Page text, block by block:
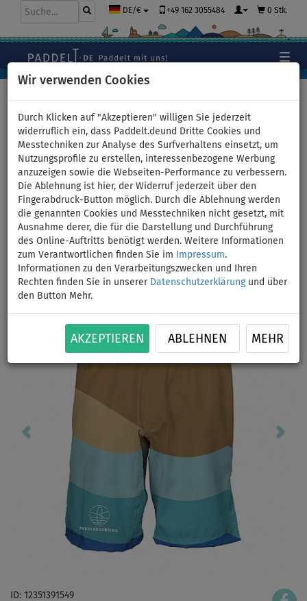
Wir verwenden Cookies
Durch Klicken auf "Akzeptieren" willigen Sie jederzeit
widerruflich ein, dass Paddelt.deund Dritte Cookies und
Messtechniken zur Analyse des Surfverhaltens einsetzt, um
Nutzungsprofile zu erstellen, interessenbezogene Werbung
anzuzeigen sowie die Webseiten-Performance zu verbessern.
Die Ablehnung ist hier, der Widerruf jederzeit über den
Fingerabdruck-Button möglich. Durch die Ablehnung werden
die genannten Cookies und Messtechniken nicht gesetzt, mit
Ausnahme derer, die für die Darstellung und Durchführung
des Online-Auftritts benötigt werden. Weitere Informationen
zum Verantwortlichen finden Sie im
Impressum.
Informationen zu den Verarbeitungszwecken und Ihren
Rechten finden Sie in unserer Datenschutzerklärungund über
den Button Mehr.
AKZEPTIEREN ABLEHNEN MEHR
DE/€ +49 162 3055484 0 Stk.
Shorts Herren MMA
PADDELBOARDING WAVE -
Größe: XXXL
BIS
-15 %
UNSER
TIPP
Previous Next
ID: 12351391549